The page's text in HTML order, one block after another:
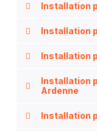
Installation
Installation
Installation
Installation
Ardenne
Installation